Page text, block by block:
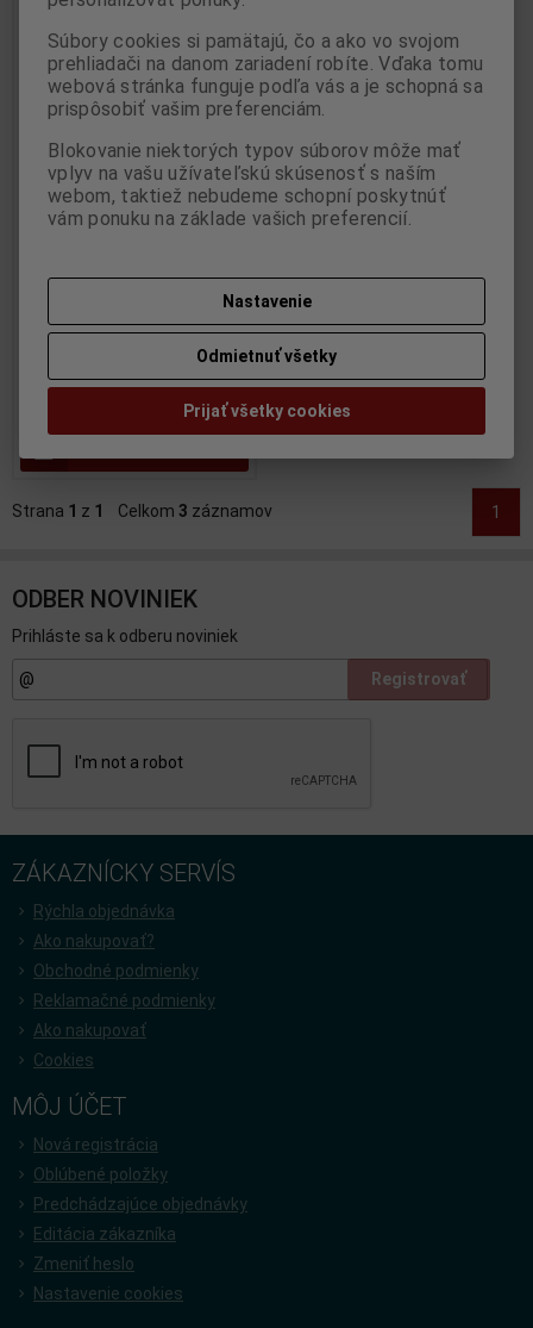
1:64 SKODA 130 RS BLUE with
1008pcs - AUTOGALLERY -
Katalógové číslo:AG-
Strana 1 z 1 Celkom 3 záznamov 1
ODBER NOVINIEK
Prihláste sa k odberu noviniek
Registrovať
ZÁKAZNÍCKY SERVÍS
Rýchla objednávka
Ako nakupovať?
Obchodné podmienky
Reklamačné podmienky
Ako nakupovať
Cookies
MÔJ ÚČET
Nová registrácia
Oblúbené položky
Predchádzajúce objednávky
Editácia zákazníka
Zmeniť heslo
Nastavenie cookies
Súbory cookies si pamätajú, čo a ako vo svojom
prehliadači na danom zariadení robíte. Vďaka tomu
webová stránka funguje podľa vás a je schopná sa
prispôsobiť vašim preferenciám.
Blokovanie niektorých typov súborov môže mať
vplyv na vašu užívateľskú skúsenosť s naším
webom, taktiež nebudeme schopní poskytnúť
vám ponuku na základe vašich preferencií.
Nastavenie
Odmietnuť všetky
Prijať všetky cookies